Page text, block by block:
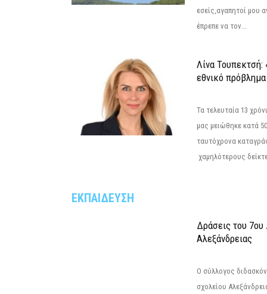
εσείς,αγαπητοί μου
έπρεπε να τον...
Λίνα Τουπεκτσή:
εθνικό πρόβλημα
Τα τελευταία 13
μας μειώθηκε κατά
ταυτόχρονα
χαμηλότερους
ΕΚΠΑΙΔΕΥΣΗ
Δράσεις του 7ου
Αλεξάνδρειας
Ο σύλλογος
σχολείου